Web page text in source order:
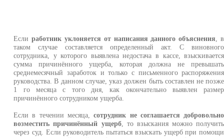
Еслиработник уклоняется от написания данного объяснения , в
таком случае составляется определенный акт. С виновного
сотрудника, у которого выявлена недостача в кассе, взыскивается
сумма причинённого ущерба, которая должна не превышать
среднемесячный заработок и только с письменного распоряжения
руководства. В данном случае, указ должен быть составлен не позже
1 го месяца с того дня, как окончательно выявлен размер
причинённого сотрудником ущерба.
Если в течении месяца,сотрудник не соглашается добровольно
возместить причинённый ущерб, то взыскания можно получить
через суд. Если руководитель пытаться взыскать ущерб при помощи